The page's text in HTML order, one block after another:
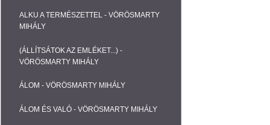
ALKU A TERMÉSZETTEL - VÖRÖSMARTY
MIHÁLY
(ÁLLÍTSÁTOK AZ EMLÉKET...) -
VÖRÖSMARTY MIHÁLY
ÁLOM - VÖRÖSMARTY MIHÁLY
ÁLOM ÉS VALÓ - VÖRÖSMARTY MIHÁLY